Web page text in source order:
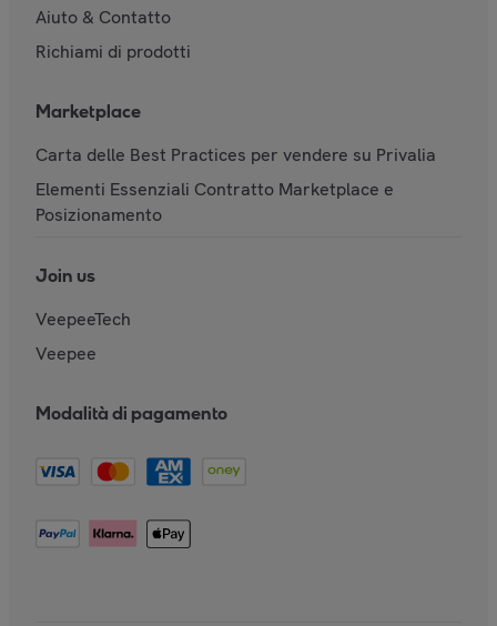
Aiuto & Contatto
Richiami di prodotti
Marketplace
Carta delle Best Practices per vendere su Privalia
Elementi Essenziali Contratto Marketplace e
Posizionamento
Join us
VeepeeTech
Veepee
Modalità di pagamento